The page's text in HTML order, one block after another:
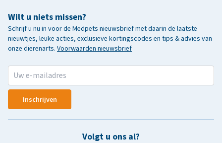
Wilt u niets missen?
Schrijf u nu in voor de Medpets nieuwsbrief met daarin de laatste
nieuwtjes, leuke acties, exclusieve kortingscodes en tips & advies van
onze dierenarts. Voorwaarden nieuwsbrief
Inschrijven
Volgt u ons al?